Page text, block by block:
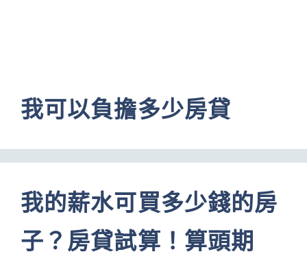
我可以負擔多少房貸
我的薪水可買多少錢的房
子？房貸試算！算頭期